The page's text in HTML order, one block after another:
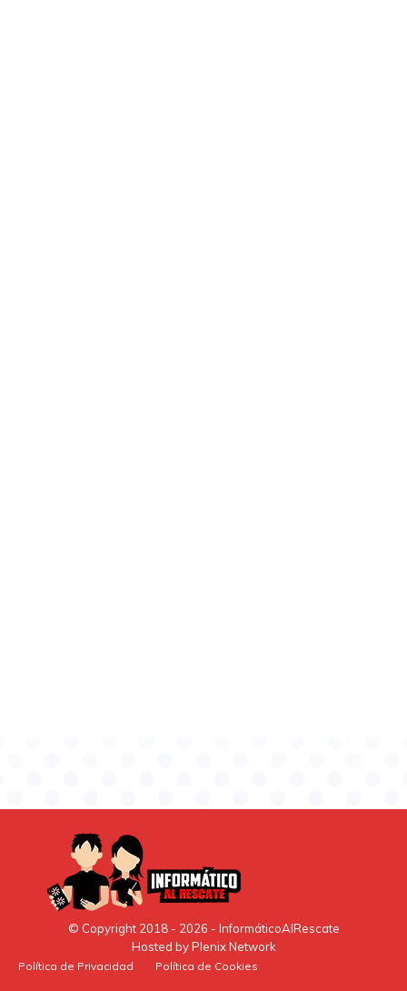
© Copyright 2018 - 2026 - InformáticoAlRescate
Hosted byPlenix Network
Política de Privacidad Política de Cookies